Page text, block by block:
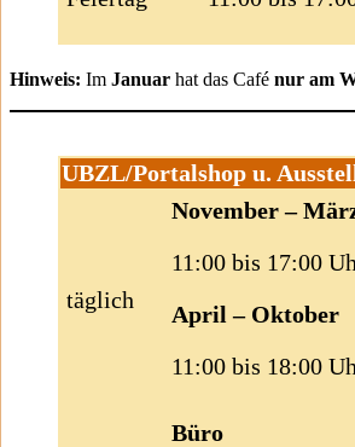
Hinweis: Im Januar hat das Café nur am
UBZL/Portalshop u.
täglich
November –
11:00 bis 17:00
April – Oktober
11:00 bis 18:00
Büro